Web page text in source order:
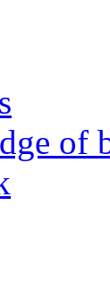
of